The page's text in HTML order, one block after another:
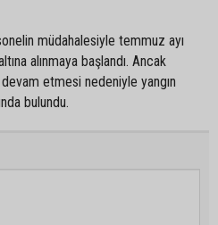
müdahalesiyle temmuz ayı
alınmaya başlandı. Ancak
etmesi nedeniyle yangın
bulundu.